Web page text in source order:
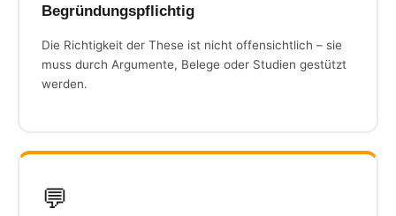
Begründungspflichtig
Die Richtigkeit der These ist nicht offensichtlich – sie
muss durch Argumente, Belege oder Studien gestützt
werden.
💬